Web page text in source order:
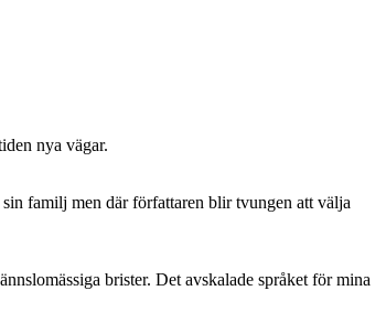
nya vägar.
familj men där författaren blir tvungen att välja
brister. Det avskalade språket för mina